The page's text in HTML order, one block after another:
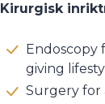
Kirurgisk
Endoscopy
giving
Surgery for